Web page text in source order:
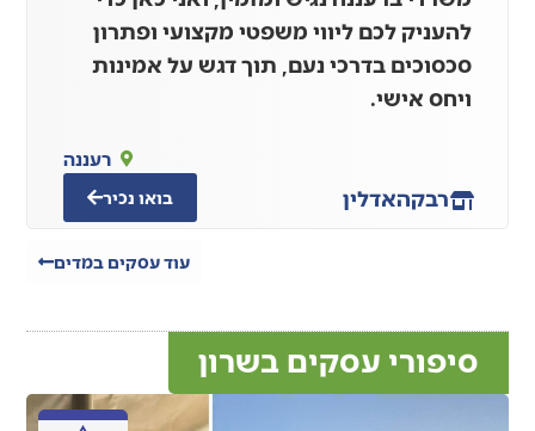
להעניק לכם ליווי משפטי מקצועי ופתרון
סכסוכים בדרכי נעם, תוך דגש על אמינות
ויחס אישי.
רבקהאדלין
רעננה
בואו נכיר
עוד עסקים במדים
סיפורי עסקים בשרון